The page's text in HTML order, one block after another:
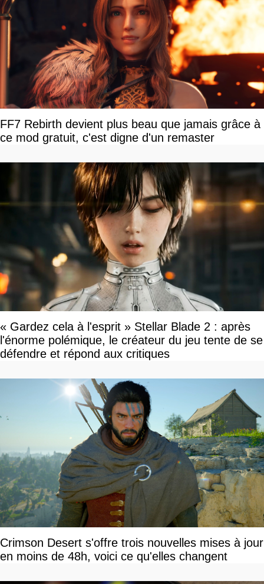
FF7 Rebirth devient plus beau que jamais grâce à
ce mod gratuit, c'est digne d'un remaster
« Gardez cela à l'esprit » Stellar Blade 2 : après
l'énorme polémique, le créateur du jeu tente de se
défendre et répond aux critiques
Crimson Desert s'offre trois nouvelles mises à jour
en moins de 48h, voici ce qu'elles changent